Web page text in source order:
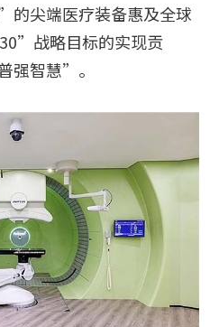
尖端医疗装备惠及全球
战略目标的实现贡
智慧”。